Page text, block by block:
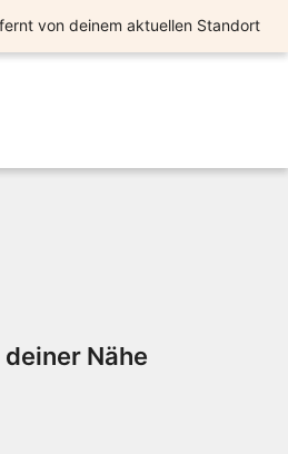
von deinem aktuellen Standort
Nähe